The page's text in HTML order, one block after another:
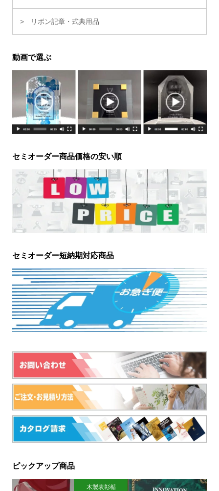
リボン記章・式典用品
動画で選ぶ
セミオーダー商品価格の安い順
セミオーダー短納期対応商品
ピックアップ商品
木製表彰楯